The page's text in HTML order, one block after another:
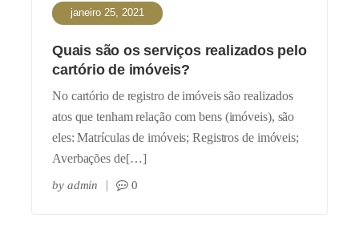
janeiro 25, 2021
Quais são os serviços realizados pelo
cartório de imóveis?
No cartório de registro de imóveis são realizados
atos que tenham relação com bens (imóveis), são
eles: Matrículas de imóveis; Registros de imóveis;
Averbações de[…]
by admin 0